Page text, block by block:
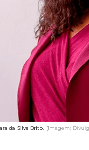
da Silva Brito. (Imagem: